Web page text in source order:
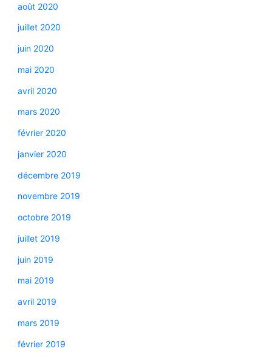
août 2020
juillet 2020
juin 2020
mai 2020
avril 2020
mars 2020
février 2020
janvier 2020
décembre 2019
novembre 2019
octobre 2019
juillet 2019
juin 2019
mai 2019
avril 2019
mars 2019
février 2019